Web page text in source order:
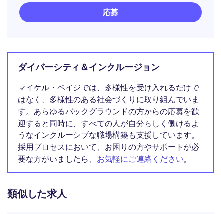
応募
ダイバーシティ＆インクルージョン
マイケル・ペイジでは、多様性を受け入れるだけで
はなく、多様性のある社会づくりに取り組んでいま
す。あらゆるバックグラウンドの方からの応募を歓
迎すると同時に、すべての人が自分らしく働けるよ
うなインクルーシブな職場構築も支援しています。
採用プロセスにおいて、お困りの方やサポートが必
要な方がいましたら、 お気軽にご連絡ください。
類似した求人